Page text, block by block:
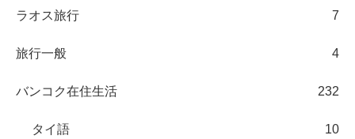
ラオス旅行 7
旅行一般 4
バンコク在住生活 232
タイ語 10